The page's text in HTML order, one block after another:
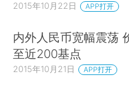
2015年10月22日 APP打开
内外人民币宽幅震荡
至近200基点
2015年10月21日 APP打开